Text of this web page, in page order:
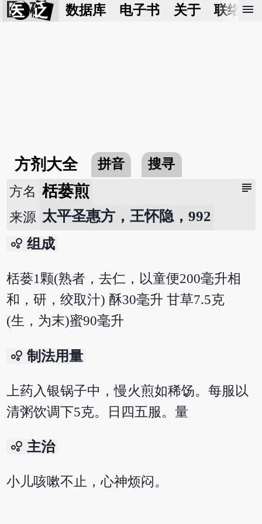
医 砭 数据库 电子书 关于 联络我
menu
方剂大全 拼音 搜寻
subject
方名 栝蒌煎
来源 太平圣惠方，王怀隐，992
bubble_chart 组成
栝蒌1颗(熟者，去仁，以童便200毫升相
和，研，绞取汁) 酥30毫升 甘草7.5克
(生，为末)蜜90毫升
bubble_chart 制法用量
上药入银锅子中，慢火煎如稀饧。每服以
清粥饮调下5克。日四五服。量
bubble_chart 主治
小儿咳嗽不止，心神烦闷。